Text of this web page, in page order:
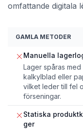
omfattande digitala
GAMLA METODER
Manuella
Lager spåras med
kalkylblad eller
vilket leder till fel
förseningar.
Statiska
ger